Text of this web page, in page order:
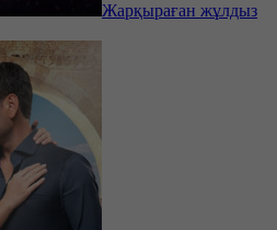
Жарқыраған жұлдыз